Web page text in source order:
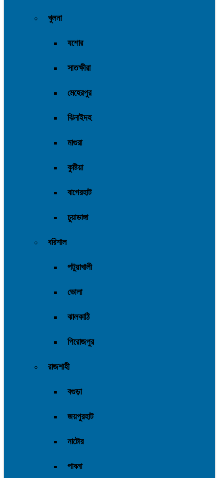
খুলনা
যশোর
সাতক্ষীরা
মেহেরপুর
ঝিনাইদহ
মাগুরা
কুষ্টিয়া
বাগেরহাট
চুয়াডাঙ্গা
বরিশাল
পটুয়াখালী
ভোলা
ঝালকাঠি
পিরোজপুর
রাজশাহী
বগুড়া
জয়পুরহাট
নাটোর
পাবনা